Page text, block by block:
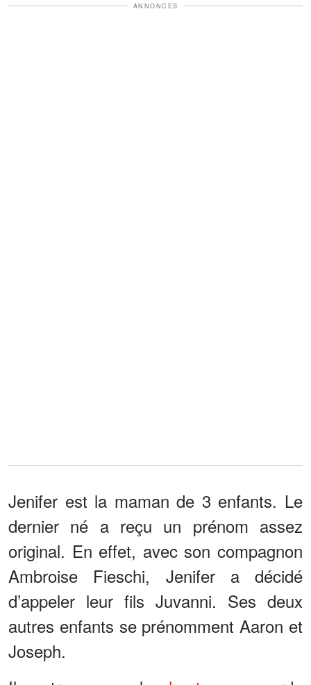
ANNONCES
Jenifer est la maman de 3 enfants. Le
dernier né a reçu un prénom assez
original. En effet, avec son compagnon
Ambroise Fieschi, Jenifer a décidé
d’appeler leur fils Juvanni. Ses deux
autres enfants se prénomment Aaron et
Joseph.